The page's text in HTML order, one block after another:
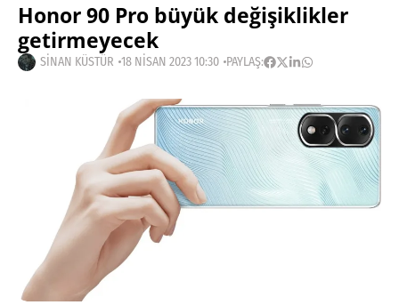
Honor 90 Pro büyük değişiklikler
getirmeyecek
SINAN KÜSTÜR 18 NISAN 2023 10:30 PAYLAŞ: